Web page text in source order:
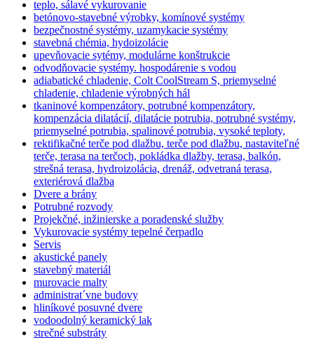
teplo, sálavé vykurovanie
betónovo-stavebné výrobky, komínové systémy
bezpečnostné systémy, uzamykacie systémy
stavebná chémia, hydoizolácie
upevňovacie sytémy, modulárne konštrukcie
odvodňovacie systémy. hospodárenie s vodou
adiabatické chladenie, Colt CoolStream S, priemyselné
chladenie, chladenie výrobných hál
tkaninové kompenzátory, potrubné kompenzátory,
kompenzácia dilatácií, dilatácie potrubia, potrubné systémy,
priemyselné potrubia, spalinové potrubia, vysoké teploty,
rektifikačné terče pod dlažbu, terče pod dlažbu, nastaviteľné
terče, terasa na terčoch, pokládka dlažby, terasa, balkón,
strešná terasa, hydroizolácia, drenáž, odvetraná terasa,
exteriérová dlažba
Dvere a brány
Potrubné rozvody
Projekčné, inžinierske a poradenské služby
Vykurovacie systémy tepelné čerpadlo
Servis
akustické panely
stavebný materiál
murovacie malty
administrat´vne budovy
hliníkové posuvné dvere
vodoodolný keramický lak
strečné substráty